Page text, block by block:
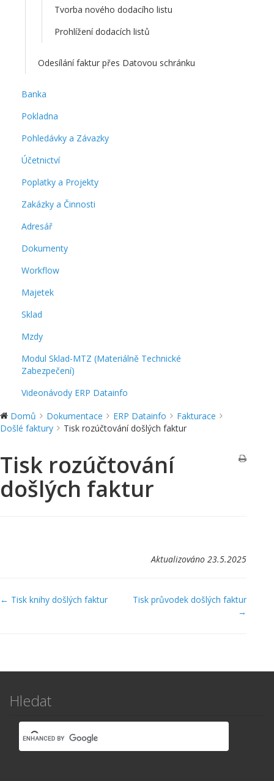
Tvorba nového dodacího listu
Prohlížení dodacích listů
Odesílání faktur přes Datovou schránku
Banka
Pokladna
Pohledávky a Závazky
Účetnictví
Poplatky a Projekty
Zakázky a Činnosti
Adresář
Dokumenty
Workflow
Majetek
Sklad
Mzdy
Modul Sklad-MTZ (Materiálně Technické
Zabezpečení)
Videonávody ERP Datainfo
Domů
Dokumentace ERP Datainfo
Fakturace
Došlé faktury
Tisk rozúčtování došlých faktur
Tisk rozúčtování
došlých faktur
Aktualizováno 23.5.2025
Navigace
← Tisk knihy došlých faktur
Tisk průvodek došlých faktur
→
Hledat